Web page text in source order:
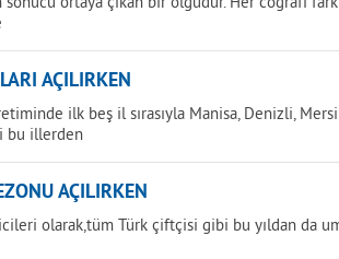
AÇILIRKEN
ilk beş il sırasıyla Manisa, Denizli,
bu illerden
AÇILIRKEN
olarak,tüm Türk çiftçisi gibi bu yıldan da